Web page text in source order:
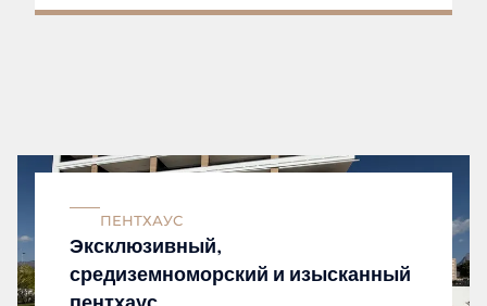
ПЕНТХАУС
Эксклюзивный,
средиземноморский и изысканный